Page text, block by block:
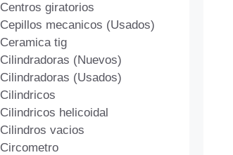
Centros giratorios
Cepillos mecanicos (Usados)
Ceramica tig
Cilindradoras (Nuevos)
Cilindradoras (Usados)
Cilindricos
Cilindricos helicoidal
Cilindros vacios
Circometro